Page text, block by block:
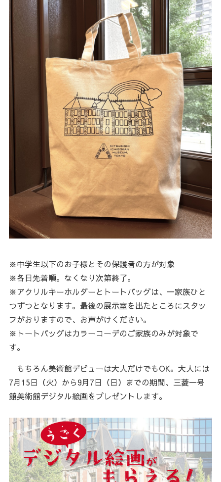
※中学生以下のお子様とその保護者の方が対象
※各日先着順。なくなり次第終了。
※アクリルキーホルダーとトートバッグは、一家族ひと
つずつとなります。最後の展示室を出たところにスタッ
フがおりますので、お声がけください。
※トートバッグはカラーコーデのご家族のみが対象で
す。
もちろん美術館デビューは大人だけでもOK。大人には
7月15日（火）から9月7日（日）までの期間、三菱一号
館美術館デジタル絵画をプレゼントします。